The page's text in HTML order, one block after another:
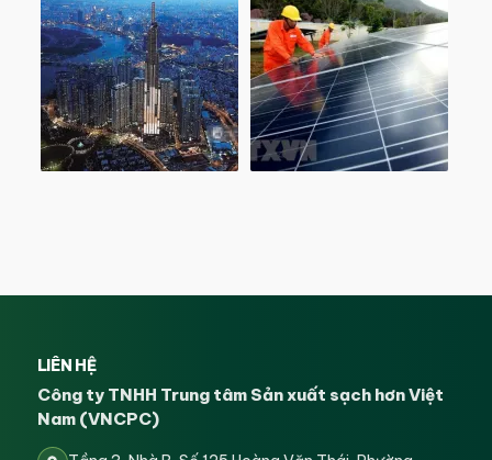
LIÊN HỆ
Công ty TNHH Trung tâm Sản xuất sạch hơn Việt
Nam (VNCPC)